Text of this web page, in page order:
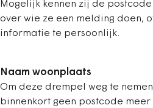
Mogelijk kennen zij de
over wie ze een melding doen,
informatie te persoonlijk.
Naam woonplaats
Om deze drempel weg te
binnenkort geen postcode